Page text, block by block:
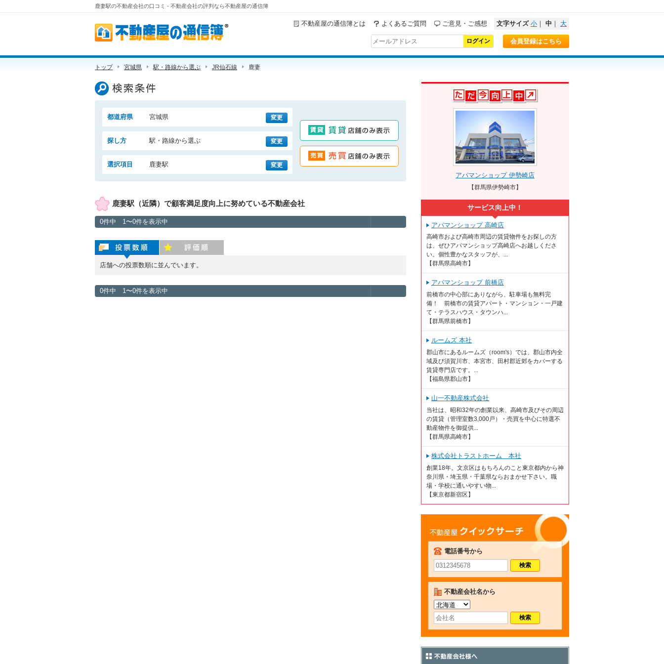
鹿妻駅の不動産会社の口コミ - 不動産会社の評判なら不動産屋の通信簿
不動産屋の通信簿とは よくあるご質問 ご意見・ご感想 文字サイズ 小 ｜ 中 ｜ 大
会員登録はこちら
トップ 宮城県 駅・路線から選ぶ JR仙石線 鹿妻
検索条件
都道府県 宮城県 変更
探し方 駅・路線から選ぶ 変更
選択項目 鹿妻駅 変更
賃貸店舗のみ表示
鹿妻駅（近隣）で顧客満足度向上に努めている不動産会社
0件中 1〜0件を表示中
店舗への投票数順に並んでいます。
0件中 1〜0件を表示中
アパマンショップ 伊勢崎店
【群馬県伊勢崎市】
サービス向上中！
アパマンショップ 高崎店
高崎市および高崎市周辺の賃貸物件をお探しの方
は、ぜひアパマンショップ高崎店へお越しくださ
い。個性豊かなスタッフが、...
【群馬県高崎市】
アパマンショップ 前橋店
前橋市の中心部にありながら、駐車場も無料完
備！ 前橋市の賃貸アパート・マンション・一戸建
て・テラスハウス・タウンハ...
【群馬県前橋市】
ルームズ 本社
郡山市にあるルームズ（room's）では、郡山市内全
域及び須賀川市、本宮市、田村郡近郊をカバーする
賃貸専門店です。...
【福島県郡山市】
山一不動産株式会社
当社は、昭和32年の創業以来、高崎市及びその周辺
の賃貸（管理室数3,000戸）・売買を中心に特選不
動産物件を御提供...
【群馬県高崎市】
株式会社トラストホーム 本社
創業18年。文京区はもちろんのこと東京都内から神
奈川県・埼玉県・千葉県ならおまかせ下さい。職
場・学校に通いやすい物...
【東京都新宿区】
不動産屋クイックサーチ
電話番号から
不動産会社名から